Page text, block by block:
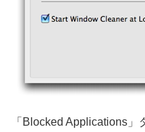
「Blocked Applications」